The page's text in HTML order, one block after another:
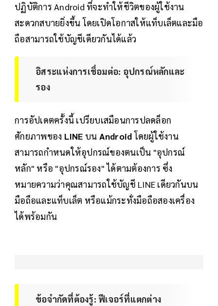
ปฏิบัติการ Android ที่จะทำให้ชีวิตของผู้ใช้งาน
สะดวกสบายยิ่งขึ้น โดยเปิดโอกาสให้แท็บเล็ตและมือ
ถือสามารถใช้บัญชีเดียวกันได้แล้ว
อิสระแห่งการเชื่อมต่อ: อุปกรณ์หลักและ
รอง
การอัปเดตครั้งนี้ เปรียบเสมือนการปลดล็อก
ศักยภาพของ LINE บน Androidโดยผู้ใช้งาน
สามารถกำหนดให้อุปกรณ์ของตนเป็น "อุปกรณ์
หลัก" หรือ "อุปกรณ์รอง" ได้ตามต้องการ ซึ่ง
หมายความว่าคุณสามารถใช้บัญชี LINE เดียวกันบน
มือถือและแท็บเล็ต หรือแม้กระทั่งมือถือสองเครื่อง
ได้พร้อมกัน
ข้อจำกัดที่ต้องรู้: ฟีเจอร์ที่แตกต่าง